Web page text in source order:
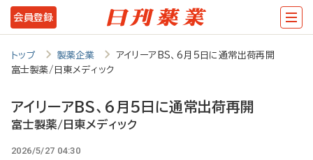
メ
イ
ン
テ
会員登録
トップ 製薬企業
アイリーアBS、6月5日に通常出荷再開
富士製薬/日東メディック
アイリーアBS、6月5日に通常出荷再開
富士製薬/日東メディック
2026/5/27 04:30